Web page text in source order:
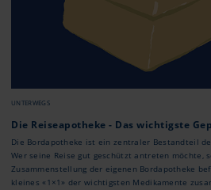
UNTERWEGS
Die Reiseapotheke - Das wichtigste
Die Bordapotheke ist ein zentraler Bestandteil
Wer seine Reise gut geschützt antreten
Zusammenstellung der eigenen Bordapotheke
kleines «1×1» der wichtigsten Medikamente